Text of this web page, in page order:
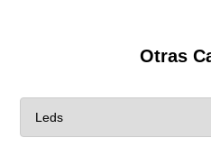
Otras